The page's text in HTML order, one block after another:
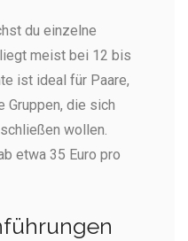
du einzelne
meist bei 12 bis
ist ideal für Paare,
Gruppen, die sich
wollen.
etwa 35 Euro pro